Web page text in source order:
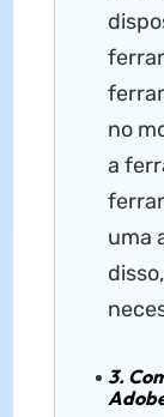
no
a
uma
3.